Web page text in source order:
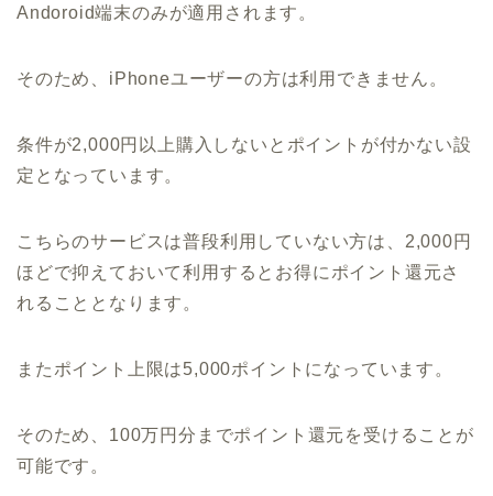
Andoroid端末のみが適用されます。
そのため、iPhoneユーザーの方は利用できません。
条件が2,000円以上購入しないとポイントが付かない設
定となっています。
こちらのサービスは普段利用していない方は、2,000円
ほどで抑えておいて利用するとお得にポイント還元さ
れることとなります。
またポイント上限は5,000ポイントになっています。
そのため、100万円分までポイント還元を受けることが
可能です。